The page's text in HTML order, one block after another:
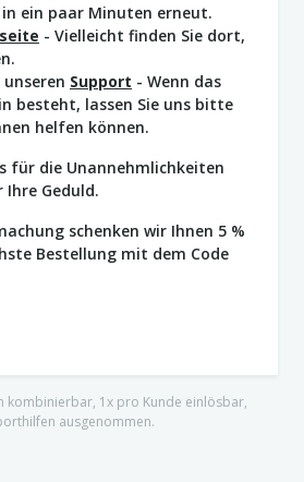
in ein paar Minuten erneut.
- Vielleicht finden Sie dort,
Support - Wenn das
besteht, lassen Sie uns bitte
helfen können.
für die Unannehmlichkeiten
Geduld.
schenken wir Ihnen 5 %
Bestellung mit dem Code
kombinierbar, 1x pro Kunde einlösbar,
ausgenommen.